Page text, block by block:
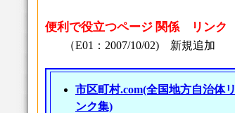
便利で役立つページ 関係 リンク
（E01：2007/10/02) 新規追加
市区町村.com(全国地方自治体リ
ンク集)